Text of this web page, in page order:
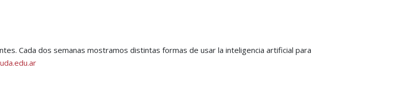
Cada dos semanas mostramos distintas formas de usar la inteligencia artificial para